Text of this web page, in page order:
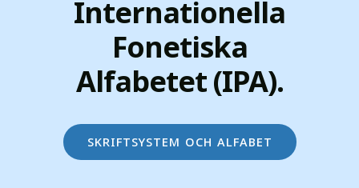
Internationella
Fonetiska
Alfabetet (IPA).
skriftsystem och alfabet